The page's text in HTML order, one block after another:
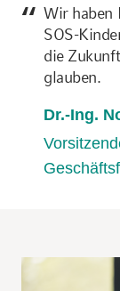
Wir haben
SOS-
die
glauben.
Dr.-Ing.